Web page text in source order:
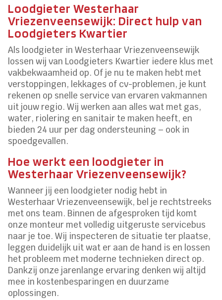
Loodgieter Westerhaar
Vriezenveensewijk: Direct hulp van
Loodgieters Kwartier
Als loodgieter in Westerhaar Vriezenveensewijk
lossen wij van Loodgieters Kwartier iedere klus met
vakbekwaamheid op. Of je nu te maken hebt met
verstoppingen, lekkages of cv-problemen, je kunt
rekenen op snelle service van ervaren vakmannen
uit jouw regio. Wij werken aan alles wat met gas,
water, riolering en sanitair te maken heeft, en
bieden 24 uur per dag ondersteuning – ook in
spoedgevallen.
Hoe werkt een loodgieter in
Westerhaar Vriezenveensewijk?
Wanneer jij een loodgieter nodig hebt in
Westerhaar Vriezenveensewijk, bel je rechtstreeks
met ons team. Binnen de afgesproken tijd komt
onze monteur met volledig uitgeruste servicebus
naar je toe. Wij inspecteren de situatie ter plaatse,
leggen duidelijk uit wat er aan de hand is en lossen
het probleem met moderne technieken direct op.
Dankzij onze jarenlange ervaring denken wij altijd
mee in kostenbesparingen en duurzame
oplossingen.